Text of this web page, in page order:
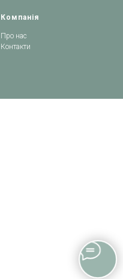
Компанія
Про нас
Контакти